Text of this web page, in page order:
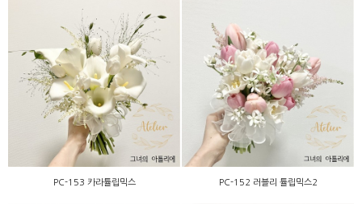
PC-153 카라튤립믹스
PC-153 카라튤립믹스
PC-152 러블리 튤립믹스2
PC-152 러블리 튤립믹스2